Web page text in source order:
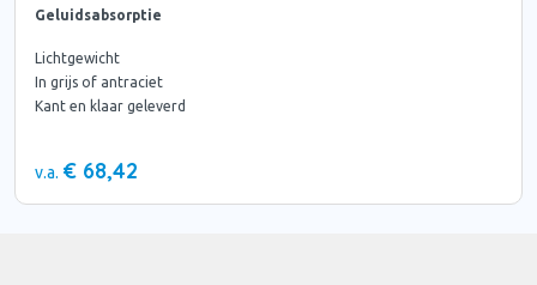
Geluidsabsorptie
Lichtgewicht
In grijs of antraciet
Kant en klaar geleverd
v.a. € 68,42